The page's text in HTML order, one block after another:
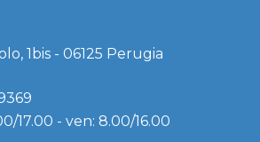
1bis - 06125 Perugia
17.00 - ven: 8.00/16.00